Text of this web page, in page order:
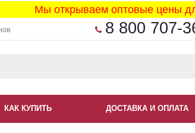
Мы открываем оптовые цены
8 800 707-
КАК КУПИТЬ ДОСТАВКА И ОПЛАТА